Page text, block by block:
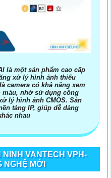
là một sản phẩm cao cấp
xử lý hình ảnh thiếu
camera có khả năng xem
nhờ sử dụng công
lý hình ảnh CMOS. Sản
tảng IP, giúp dễ dàng
nhau
NINH VANTECH VPH-
NGHỆ MỚI